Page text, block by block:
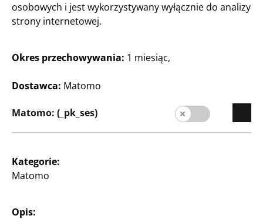
Strefa Klienta
Informacja dla klienta
Wyszukiwarka sklepów
osobowych i jest wykorzystywany wyłącznie do analizy
strony internetowej.
Okres przechowywania: 1 miesiąc,
Dostawca: Matomo
Matomo: (_pk_ses)
Kategorie:
Matomo
Opis: